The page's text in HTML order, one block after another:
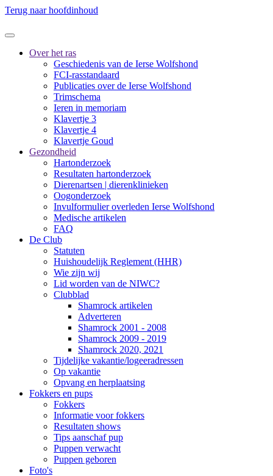
Terug naar hoofdinhoud
Over het ras
Geschiedenis van de Ierse Wolfshond
FCI-rasstandaard
Publicaties over de Ierse Wolfshond
Trimschema
Ieren in memoriam
Klavertje 3
Klavertje 4
Klavertje Goud
Gezondheid
Hartonderzoek
Resultaten hartonderzoek
Dierenartsen | dierenklinieken
Oogonderzoek
Invulformulier overleden Ierse Wolfshond
Medische artikelen
FAQ
De Club
Statuten
Huishoudelijk Reglement (HHR)
Wie zijn wij
Lid worden van de NIWC?
Clubblad
Shamrock artikelen
Adverteren
Shamrock 2001 - 2008
Shamrock 2009 - 2019
Shamrock 2020, 2021
Tijdelijke vakantie/logeeradressen
Op vakantie
Opvang en herplaatsing
Fokkers en pups
Fokkers
Informatie voor fokkers
Resultaten shows
Tips aanschaf pup
Puppen verwacht
Puppen geboren
Foto's